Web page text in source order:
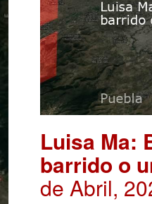
Luisa Ma:
barrido o
de Abril,